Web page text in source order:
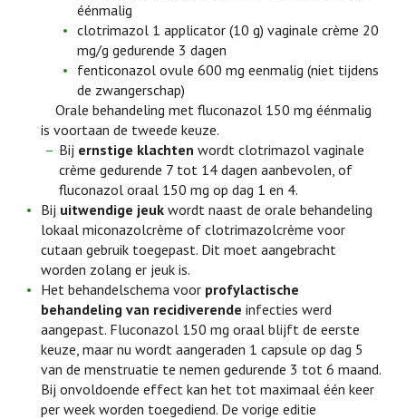
éénmalig
clotrimazol 1 applicator (10 g) vaginale crème 20
mg/g gedurende 3 dagen
fenticonazol ovule 600 mg eenmalig (niet tijdens
de zwangerschap)
Orale behandeling met fluconazol 150 mg éénmalig
is voortaan de tweede keuze.
Bij ernstige klachten wordt clotrimazol vaginale
crème gedurende 7 tot 14 dagen aanbevolen, of
fluconazol oraal 150 mg op dag 1 en 4.
Bij uitwendige jeuk wordt naast de orale behandeling
lokaal miconazolcrème of clotrimazolcrème voor
cutaan gebruik toegepast. Dit moet aangebracht
worden zolang er jeuk is.
Het behandelschema voor profylactische
behandeling van recidiverende infecties werd
aangepast. Fluconazol 150 mg oraal blijft de eerste
keuze, maar nu wordt aangeraden 1 capsule op dag 5
van de menstruatie te nemen gedurende 3 tot 6 maand.
Bij onvoldoende effect kan het tot maximaal één keer
per week worden toegediend. De vorige editie